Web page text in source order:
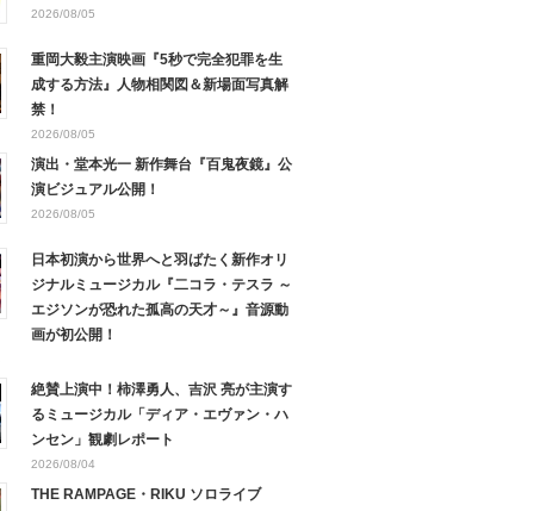
2026/08/05
重岡大毅主演映画『5秒で完全犯罪を生
成する方法』人物相関図＆新場面写真解
禁！
2026/08/05
演出・堂本光一 新作舞台『百鬼夜鏡』公
演ビジュアル公開！
2026/08/05
日本初演から世界へと羽ばたく新作オリ
ジナルミュージカル『二コラ・テスラ ～
エジソンが恐れた孤高の天才～』音源動
画が初公開！
絶賛上演中！柿澤勇人、吉沢 亮が主演す
るミュージカル「ディア・エヴァン・ハ
ンセン」観劇レポート
2026/08/04
THE RAMPAGE・RIKU ソロライブ